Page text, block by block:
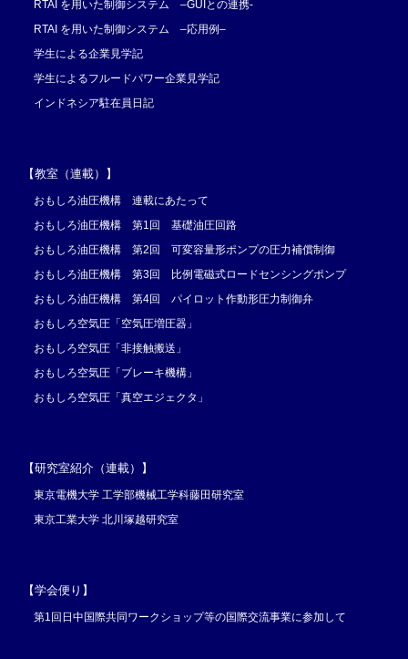
RTAI を用いた制御システム –GUIとの連携-
RTAI を用いた制御システム –応用例–
学生による企業見学記
学生によるフルードパワー企業見学記
インドネシア駐在員日記
【教室（連載）】
おもしろ油圧機構 連載にあたって
おもしろ油圧機構 第1回 基礎油圧回路
おもしろ油圧機構 第2回 可変容量形ポンプの圧力補償制御
おもしろ油圧機構 第3回 比例電磁式ロードセンシングポンプ
おもしろ油圧機構 第4回 パイロット作動形圧力制御弁
おもしろ空気圧「空気圧増圧器」
おもしろ空気圧「非接触搬送」
おもしろ空気圧「ブレーキ機構」
おもしろ空気圧「真空エジェクタ」
【研究室紹介（連載）】
東京電機大学 工学部機械工学科藤田研究室
東京工業大学 北川塚越研究室
【学会便り】
第1回日中国際共同ワークショップ等の国際交流事業に参加して